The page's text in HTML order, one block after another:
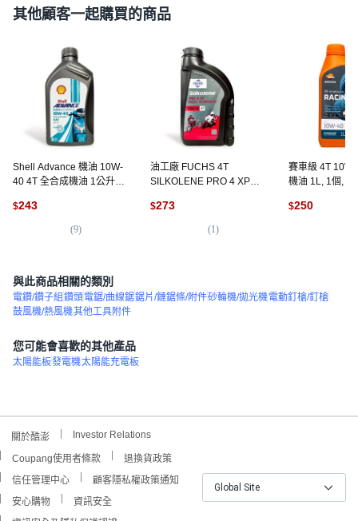
其他顧客一起購買的商品
Shell Advance 機油 10W-
40 4T 全合成機油 1公升, 1
10W40
$243
(9)
油工廠 FUCHS 4T
SILKOLENE PRO 4 XP
個
$273
(1)
賽車級 4T
機油 1L, 1個,
$250
與此商品相關的類別
電鑽/鑽子組 鑽頭 電鋸/曲線鋸鋸片/鏈鋸條/附件砂輪機/拋光機電動釘槍/釘槍
鼓風機/熱風機其他工具附件
您可能會喜歡的其他產品
太陽能板發電機太陽能充電板
關於酷澎 Investor Relations
Coupang使用者條款
退換貨政策
信任管理中心
顧客隱私權政策通知
安心購物
資訊安全
Global Site